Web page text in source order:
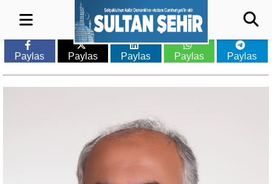
Paylas Paylas Paylas Paylas Paylas